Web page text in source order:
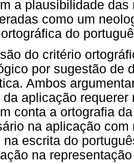
a plausibilidade
como um
do
do critério
por sugestão de
Ambos
da aplicação
conta a ortografia
na aplicação
na escrita do
na